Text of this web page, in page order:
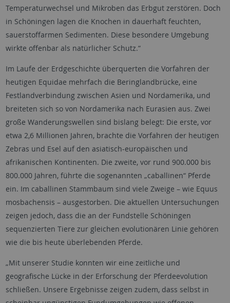
Temperaturwechsel und Mikroben das Erbgut zerstören. Doch
in Schöningen lagen die Knochen in dauerhaft feuchten,
sauerstoffarmen Sedimenten. Diese besondere Umgebung
wirkte offenbar als natürlicher Schutz.“
Im Laufe der Erdgeschichte überquerten die Vorfahren der
heutigen Equidae mehrfach die Beringlandbrücke, eine
Festlandverbindung zwischen Asien und Nordamerika, und
breiteten sich so von Nordamerika nach Eurasien aus. Zwei
große Wanderungswellen sind bislang belegt: Die erste, vor
etwa 2,6 Millionen Jahren, brachte die Vorfahren der heutigen
Zebras und Esel auf den asiatisch-europäischen und
afrikanischen Kontinenten. Die zweite, vor rund 900.000 bis
800.000 Jahren, führte die sogenannten „caballinen“ Pferde
ein. Im caballinen Stammbaum sind viele Zweige – wie Equus
mosbachensis – ausgestorben. Die aktuellen Untersuchungen
zeigen jedoch, dass die an der Fundstelle Schöningen
sequenzierten Tiere zur gleichen evolutionären Linie gehören
wie die bis heute überlebenden Pferde.
„Mit unserer Studie konnten wir eine zeitliche und
geografische Lücke in der Erforschung der Pferdeevolution
schließen. Unsere Ergebnisse zeigen zudem, dass selbst in